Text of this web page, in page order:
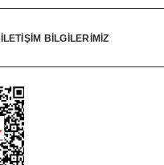
İLETİŞİM BİLGİLERİMİZ